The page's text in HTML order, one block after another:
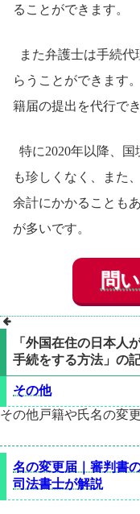
ることができます。
また弁護士は手続
らうことができます
籍届の提出を代行で
特に2020年以降、
も珍しくなく、また
余計にかかることも
が多いです。
問

「外国在住の日本人
手続をする方法」の
その他
その他戸籍や氏名の変
名の変更届｜審判書
司法書士が解説